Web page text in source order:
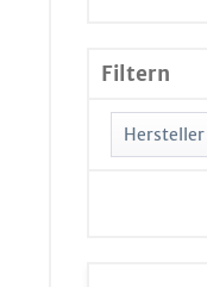
Filtern
Hersteller